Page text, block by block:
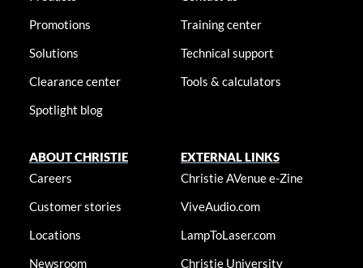
Promotions
Solutions
Clearance center
Spotlight blog
Training center
Technical support
Tools & calculators
ABOUT CHRISTIE
Careers
Customer stories
Locations
Newsroom
EXTERNAL LINKS
Christie AVenue e-Zine
ViveAudio.com
LampToLaser.com
Christie University